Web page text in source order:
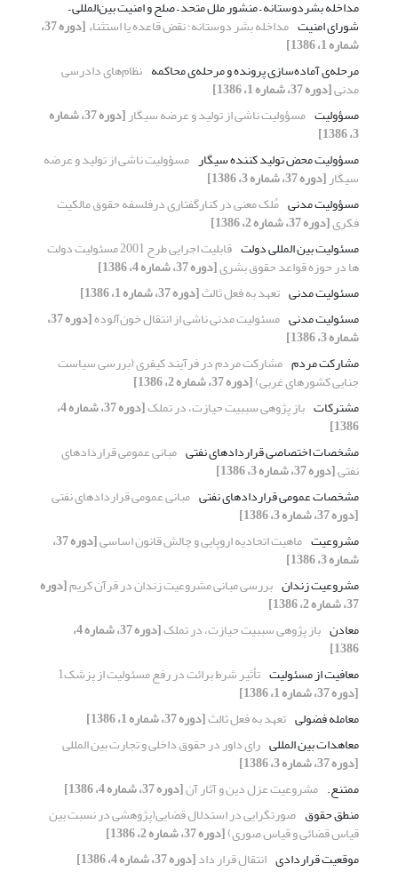
مداخله بشردوستانه – منشور ملل متحد – صلح و امنیت بین‌المللی –
شورای امنیت مداخله بشر دوستانه؛ نقض قاعده یا استثناء [دوره 37،
شماره 1، 1386]
مرحله‌ی آماده‌سازی پرونده و مرحله‌ی محاکمه نظام‌های دادرسی
مدنی[دوره 37، شماره 1، 1386]
مسؤولیت مسؤولیت ناشی از تولید و عرضه سیگار [دوره 37، شماره
3، 1386]
مسؤولیت محض تولید کننده سیگار مسؤولیت ناشی از تولید و عرضه
سیگار[دوره 37، شماره 3، 1386]
مسؤولیت مدنی مُلک معنی در کنارگفتاری درفلسفه حقوق مالکیت
فکری[دوره 37، شماره 2، 1386]
مسئولیت بین المللی دولت
قابلیت اجرایی طرح 2001 مسئولیت دولت
ها در حوزه قواعد حقوق بشری[دوره 37، شماره 4، 1386]
مسئولیت مدنی تعهد به فعل ثالث[دوره 37، شماره 1، 1386]
مسئولیت مدنی مسئولیت مدنی ناشی از انتقال خون‌آلوده [دوره 37،
شماره 3، 1386]
مشارکت مردم مشارکت مردم در فرآیند کیفری (بررسی سیاست
جنایی کشورهای غربی)[دوره 37، شماره 2، 1386]
مشترکات باز پژوهی سببیت حیازت، در تملک [دوره 37، شماره 4،
1386]
مشخصات اختصاصی قراردادهای نفتی مبانی عمومی قراردادهای
نفتی[دوره 37، شماره 3، 1386]
مشخصات عمومی قراردادهای نفتی مبانی عمومی قراردادهای نفتی
[دوره 37، شماره 3، 1386]
مشروعیت ماهیت اتحادیه اروپایی و چالش قانون اساسی [دوره 37،
شماره 3، 1386]
مشروعیت زندان بررسی مبانی مشروعیت زندان در قرآن کریم[دوره
37، شماره 2، 1386]
معادن باز پژوهی سببیت حیازت، در تملک [دوره 37، شماره 4،
1386]
معافیت از مسئولیت تأثیر شرط برائت در رفع مسئولیت از پزشک1
[دوره 37، شماره 1، 1386]
معامله فضولی تعهد به فعل ثالث[دوره 37، شماره 1، 1386]
معاهدات بین المللی رای داور در حقوق داخلی و تجارت بین المللی
[دوره 37، شماره 3، 1386]
ممتنع. مشروعیت عزل دین و آثار آن[دوره 37، شماره 4، 1386]
منطق حقوق صورتگرایی در استدلال قضایی(پژوهشی در نسبت بین
قیاس قضائی و قیاس صوری)[دوره 37، شماره 2، 1386]
موقعیت قراردادی انتقال قرار داد[دوره 37، شماره 4، 1386]